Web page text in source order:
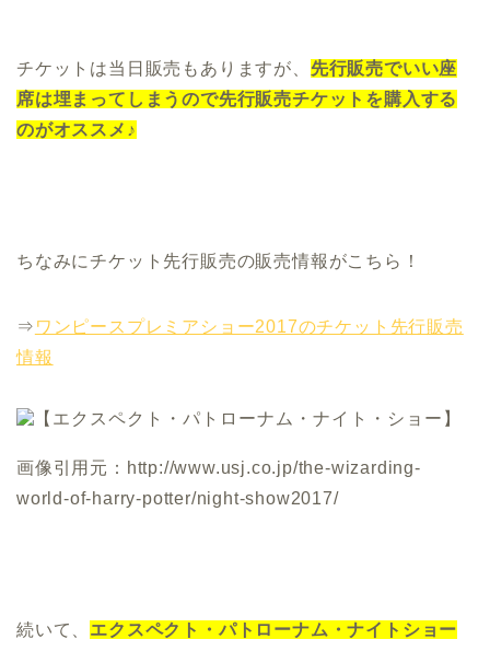
チケットは当日販売もありますが、 先行販売でいい座
席は埋まってしまうので先行販売チケットを購入する
のがオススメ♪
ちなみにチケット先行販売の販売情報がこちら！
⇒ ワンピースプレミアショー2017のチケット先行販売
情報
画像引用元：http://www.usj.co.jp/the-wizarding-
world-of-harry-potter/night-show2017/
続いて、 エクスペクト・パトローナム・ナイトショー